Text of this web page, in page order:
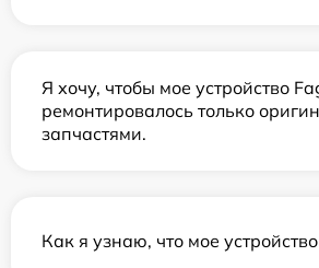
Я хочу, чтобы мое устройство
ремонтировалось только
запчастями.
Как я узнаю, что мое устройство